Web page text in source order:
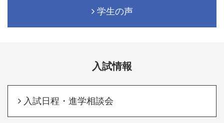
学生の声
入試情報
入試日程・進学相談会